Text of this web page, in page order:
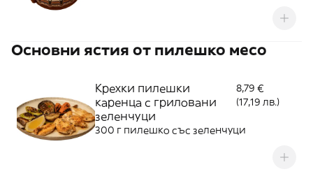
Основни ястия от пилешко месо
Крехки пилешки
каренца с гриловани
зеленчуци
8,79 €
(17,19 лв.)
300 г пилешко със зеленчуци